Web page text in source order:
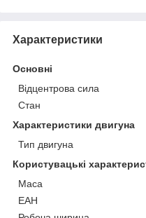
Характеристики
Основні
Відцентрова сила
Стан
Характеристики двигуна
Тип двигуна
Користувацькі
Маса
ЕАН